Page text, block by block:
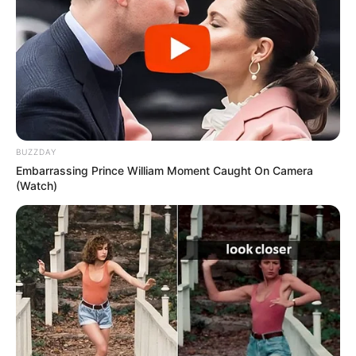
αριθμού στίχων – άρα και η συγκεκριμένη απόσταση τής
Σελήνης από την ΓΗ – από τον συγγραφέα τής
Οδύσσειας;;; Ο συγκεκριμένος αριθμός των στίχων τής
Οδύσσειας, που προκύπτει – επαναλαμβάνω – από την
μοναδική απόσταση ΓΗΣ-ΣΕΛΗΝΗΣ 363300 είναι επίσης
και ο ΜΟΝΑΔΙΚΟΣ αριθμός, που αν προστεθεί με τον
προϋπάρχοντα αριθμό των στίχων τής ΙΛΙΑΔΑΣ 15.692
και διαιρεθεί με το 2 μάς δίνει ακριβώς το μήκος τής
διαμέτρου τού Ηλιακού δίσκου.
Ας το δούμε: 12110+15692=27.80227802/2 =1390113901Χ
100 = 1.390.100 εκ.χιλ. το μήκος τής διαμέτρου τού
Ηλιακού δίσκου και:1.390.100 Χ 3.1428 =4.368.806 εκ.χιλ.,
το μήκος τής περιφέρειας τού Ηλιακού δίσκου. Έχουμε
δλδ τον συγγραφέα τής Οδύσσειας να γνωρίζει:
Α) -την ακριβή απόσταση τής ΣΕΛΗΝΗΣ από την ΓΗ κατά
μήκος όλης τής τροχιάς της, περί την ΓΗ.
BUZZDAY
Embarrassing Prince William Moment Caught On Camera
(Watch)